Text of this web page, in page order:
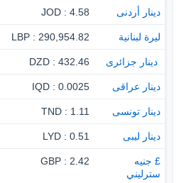
دينار أردنى 4.58 : JOD
ليرة لبنانية 290,954.82 : LBP
‏ دينار جزائرى 432.46 : DZD
دينار عراقى 0.0025 : IQD
دينار تونسى 1.11 : TND
دينار ليبى 0.51 : LYD
£ جنيه
سترليني
2.42 : GBP